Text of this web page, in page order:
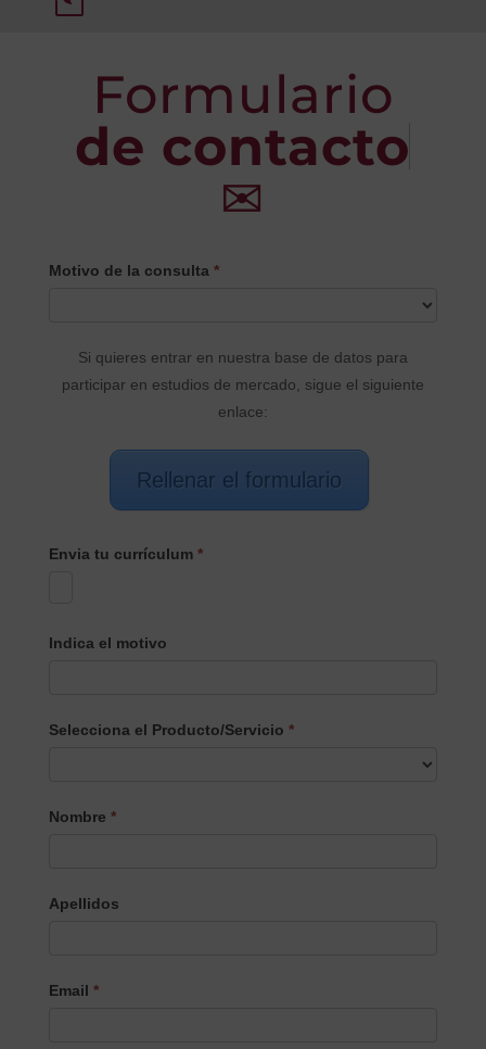
Formulario
de contacto
✉
CONTACTO
Motivo de la consulta *
Si quieres entrar en nuestra base de datos para
participar en estudios de mercado, sigue el siguiente
enlace:
Rellenar el formulario
Envia tu currículum *
Indica el motivo
Selecciona el Producto/Servicio *
el
Nombre *
Apellidos
Email *